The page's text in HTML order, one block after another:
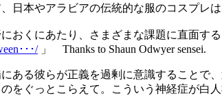
日本やアラビアの伝統的な服のコスプレ
おくにあたり、さまざまな課題に直面す
･･･/」 Thanks to Shaun Odwyer sensei.
ある彼らが正義を過剰に意識すること
をぐっとこらえて。こういう神経症が白